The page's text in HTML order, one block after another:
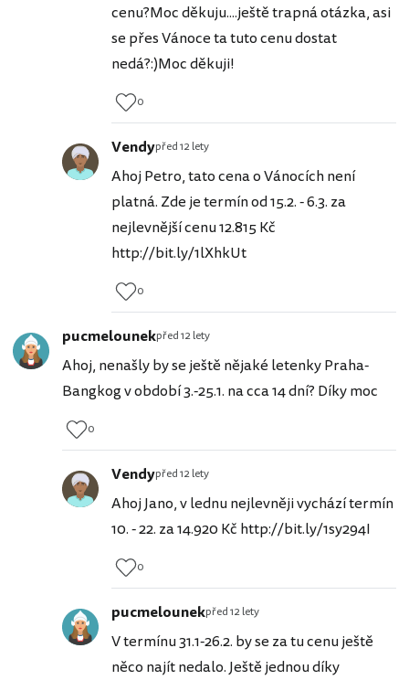
cenu?Moc děkuju....ještě trapná otázka, asi
se přes Vánoce ta tuto cenu dostat
nedá?:)Moc děkuji!
0
Vendypřed 12 lety
Ahoj Petro, tato cena o Vánocích není
platná. Zde je termín od 15.2. - 6.3. za
nejlevnější cenu 12.815 Kč
http://bit.ly/1lXhkUt
0
pucmelounekpřed 12 lety
Ahoj, nenašly by se ještě nějaké letenky Praha-
Bangkog v období 3.-25.1. na cca 14 dní? Díky moc
0
Vendypřed 12 lety
Ahoj Jano, v lednu nejlevněji vychází termín
10. - 22. za 14.920 Kč http://bit.ly/1sy294I
0
pucmelounekpřed 12 lety
V termínu 31.1-26.2. by se za tu cenu ještě
něco najít nedalo. Ještě jednou díky